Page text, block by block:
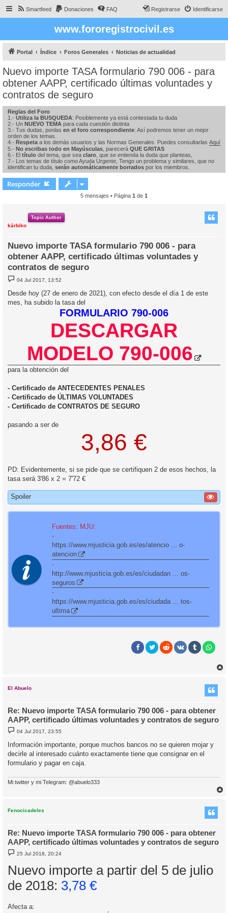
Smartfeed Donaciones FAQ Identificarse
Registrarse
www.fororegistrocivil.es
Portal Índice Foros Generales Noticias de actualidad
Nuevo importe TASA formulario 790 006 - para
obtener AAPP, certificado últimas voluntades y
contratos de seguro
Reglas del Foro
1.- Utiliza la BUSQUEDA: Posiblemente ya está contestada tu duda
2.- Un NUEVO TEMA para cada cuestión distinta
3.- Tus dudas, ponlas en el foro correspondiente: Así podremos tener un mejor
orden de los temas.
4.- Respeta a los demás usuarios y las Normas Generales. Puedes consultarlas Aquí
5.- No escribas todo en Mayúsculas , parecerá QUE GRITAS
6.- El título del tema, que sea claro , que se entienda la duda que planteas,
7.- Los temas de título como Ayuda Urgente, Tengo un problema y similares, que no
identifican tu duda, serán automáticamente borrados por los miembros.
Responder
5 mensajes • Página 1 de 1
Topic Author
kárbiko
Nuevo importe TASA formulario 790 006 - para
obtener AAPP, certificado últimas voluntades y
contratos de seguro
M
e
s
a
04 Jul 2017, 13:52
Desde hoy (27 de enero de 2021), con efecto desde el día 1 de este
mes, ha subido la tasa del
FORMULARIO 790-006
DESCARGAR
MODELO 790-006
para la obtención del
- Certificado de ANTECEDENTES PENALES
- Certificado de ÚLTIMAS VOLUNTADES
- Certificado de CONTRATOS DE SEGURO
pasando a ser de
3,86 €
PD: Evidentemente, si se pide que se certifiquen 2 de esos hechos, la
tasa será 3'86 x 2 = 7'72 €
Spoiler
Fuentes: MJU:
-
https://www.mjusticia.gob.es/es/atencio ... o-
atencion
-
http://www.mjusticia.gob.es/es/ciudadan ... os-
seguros
-
https://www.mjusticia.gob.es/es/ciudada ... tos-
ultima
El Abuelo
Re: Nuevo importe TASA formulario 790 006 - para obtener
AAPP, certificado últimas voluntades y contratos de seguro
M
e
n
s
a
e
04 Jul 2017, 23:55
Información importante, porque muchos bancos no se quieren mojar y
decirle al interesado cuánto exactamente tiene que consignar en el
formulario y pagar en caja.
Mi twitter y mi Telegram: @abuelo333
Fenocicadeles
Re: Nuevo importe TASA formulario 790 006 - para obtener
AAPP, certificado últimas voluntades y contratos de seguro
M
a
e
25 Jul 2018, 20:24
Nuevo importe a partir del 5 de julio
de 2018: 3,78 €
Afecta a: